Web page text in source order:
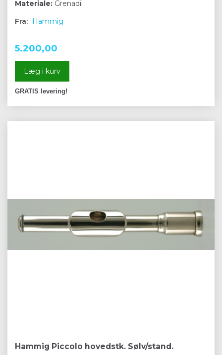
Materiale: Grenadil
Fra: Hammig
5.200,00
Læg i kurv
GRATIS levering!
Hammig Piccolo hovedstk. Sølv/stand.